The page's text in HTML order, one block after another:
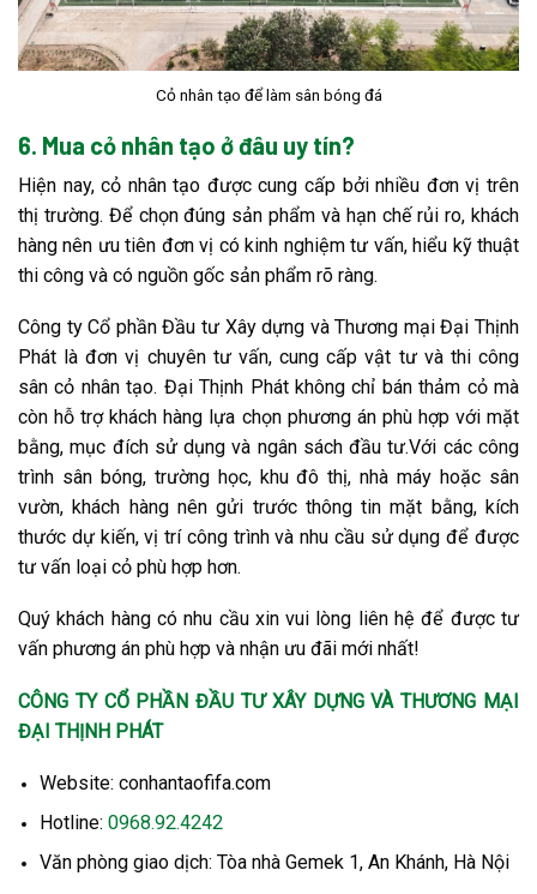
Cỏ nhân tạo để làm sân bóng đá
6. Mua cỏ nhân tạo ở đâu uy tín?
Hiện nay, cỏ nhân tạo được cung cấp bởi nhiều đơn vị trên
thị trường. Để chọn đúng sản phẩm và hạn chế rủi ro, khách
hàng nên ưu tiên đơn vị có kinh nghiệm tư vấn, hiểu kỹ thuật
thi công và có nguồn gốc sản phẩm rõ ràng.
Công ty Cổ phần Đầu tư Xây dựng và Thương mại Đại Thịnh
Phát là đơn vị chuyên tư vấn, cung cấp vật tư và thi công
sân cỏ nhân tạo. Đại Thịnh Phát không chỉ bán thảm cỏ mà
còn hỗ trợ khách hàng lựa chọn phương án phù hợp với mặt
bằng, mục đích sử dụng và ngân sách đầu tư.Với các công
trình sân bóng, trường học, khu đô thị, nhà máy hoặc sân
vườn, khách hàng nên gửi trước thông tin mặt bằng, kích
thước dự kiến, vị trí công trình và nhu cầu sử dụng để được
tư vấn loại cỏ phù hợp hơn.
Quý khách hàng có nhu cầu xin vui lòng liên hệ để được tư
vấn phương án phù hợp và nhận ưu đãi mới nhất!
CÔNG TY CỔ PHẦN ĐẦU TƯ XÂY DỰNG VÀ THƯƠNG MẠI
ĐẠI THỊNH PHÁT
Website: conhantaofifa.com
Hotline:0968.92.4242
Văn phòng giao dịch: Tòa nhà Gemek 1, An Khánh, Hà Nội